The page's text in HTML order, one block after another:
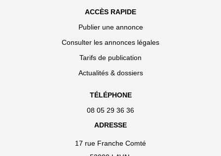
ACCÈS RAPIDE
Publier une annonce
Consulter les annonces légales
Tarifs de publication
Actualités & dossiers
TÉLÉPHONE
08 05 29 36 36
ADRESSE
17 rue Franche Comté